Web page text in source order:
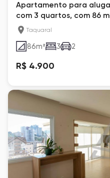
Apartamento para
com 3 quartos, com 86
Taquaral
86m² 3 2
R$ 4.900